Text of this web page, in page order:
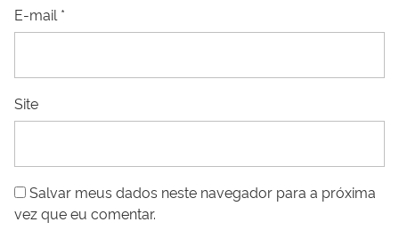
E-mail *
Site
Salvar meus dados neste navegador para a próxima
vez que eu comentar.